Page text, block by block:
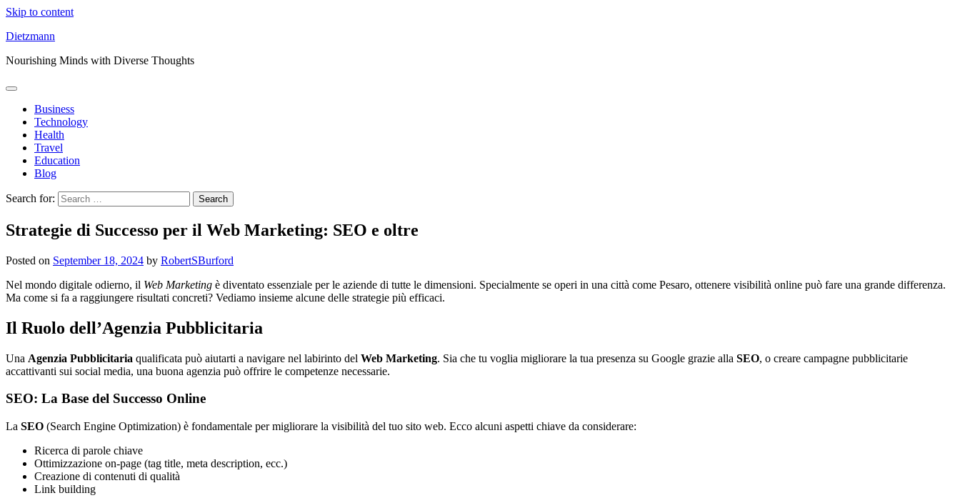
Skip to content
Dietzmann
Nourishing Minds with Diverse Thoughts
Business
Technology
Health
Travel
Education
Blog
Search for:
Strategie di Successo per il Web Marketing: SEO e oltre
Posted on September 18, 2024 by RobertSBurford
Nel mondo digitale odierno, il Web Marketing è diventato essenziale per le aziende di tutte le dimensioni. Specialmente se operi in una città come Pesaro, ottenere visibilità online può fare una grande differenza.
Ma come si fa a raggiungere risultati concreti? Vediamo insieme alcune delle strategie più efficaci.
Il Ruolo dell’Agenzia Pubblicitaria
Una Agenzia Pubblicitaria qualificata può aiutarti a navigare nel labirinto del Web Marketing. Sia che tu voglia migliorare la tua presenza su Google grazie alla SEO, o creare campagne pubblicitarie
accattivanti sui social media, una buona agenzia può offrire le competenze necessarie.
SEO: La Base del Successo Online
La SEO (Search Engine Optimization) è fondamentale per migliorare la visibilità del tuo sito web. Ecco alcuni aspetti chiave da considerare:
Ricerca di parole chiave
Ottimizzazione on-page (tag title, meta description, ecc.)
Creazione di contenuti di qualità
Link building